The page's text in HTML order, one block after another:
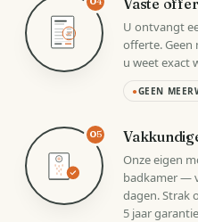
VAST
U ontvangt
offerte. Geen
u weet exact
●GEEN
05
Onze eigen
badkamer —
dagen. Strak
5 jaar